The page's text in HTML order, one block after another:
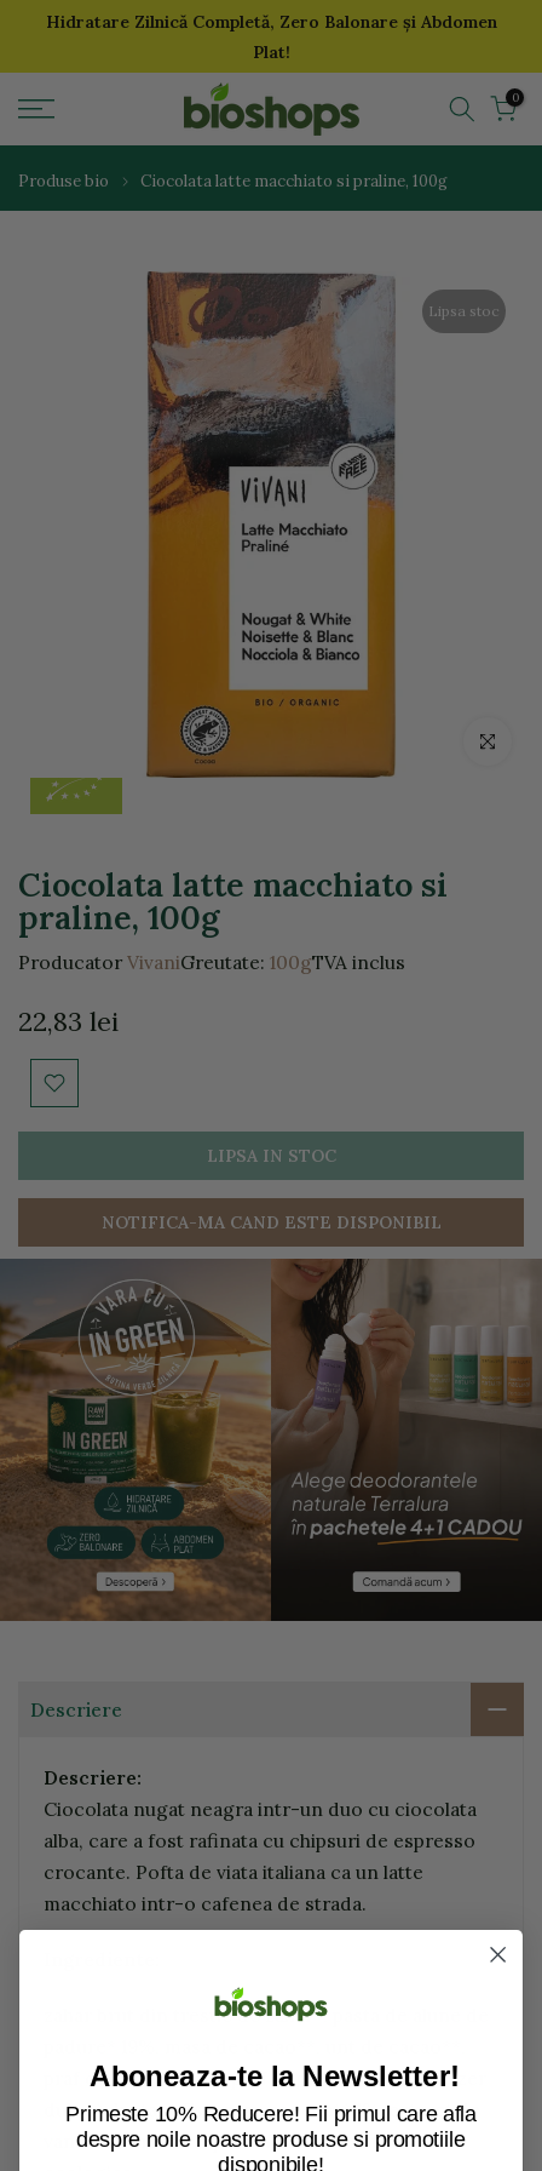
SariHidratare Zilnică Completă, Zero Balonare și Abdomen
Plat!
0
Produse bio Ciocolata latte macchiato si praline, 100g
Lipsa stoc
Click
Ciocolata latte macchiato si
praline, 100g
Producator VivaniGreutate: 100gTVA inclus
22,83 lei
LIPSA IN STOC
NOTIFICA-MA CAND ESTE DISPONIBIL
Descriere
Descriere:
Ciocolata nugat neagra intr-un duo cu ciocolata
alba, care a fost rafinata cu chipsuri de espresso
crocante. Pofta de viata italiana ca un latte
macchiato intr-o cafenea de strada.
zahar brut din trestie de zahar*, pasta de alune de
praf de frisca*, lapte praf degresat*, pudra de zer
dulce*, Instant Espresso crocant* 1%, extract de
vanilie Bourbon*. *provin din agricultura
Aboneaza-te la Newsletter!
Primeste 10% Reducere! Fii primul care afla
despre noile noastre produse si promotiile
disponibile!